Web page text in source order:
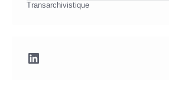
Transarchivistique
LinkedIn